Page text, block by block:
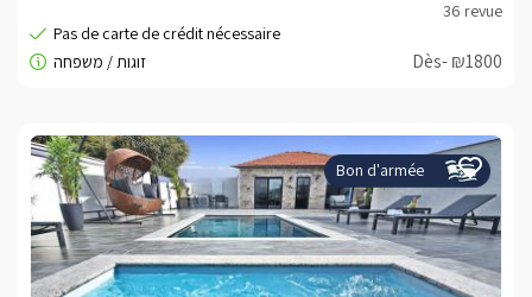
Dès- ₪1800
Bon d'armée